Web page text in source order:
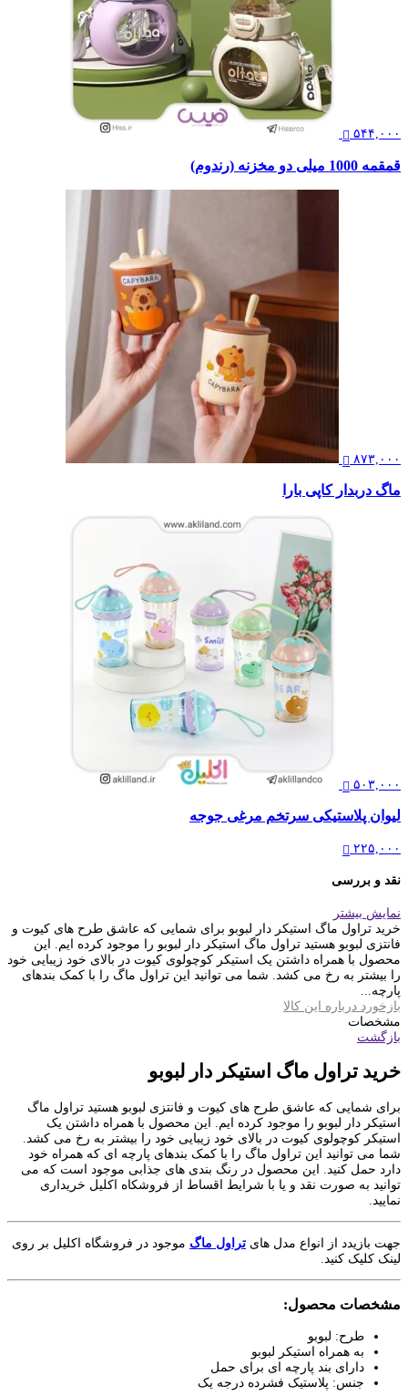
۵۴۴,۰۰۰
قمقمه 1000 میلی دو مخزنه (رندوم)
۸۷۳,۰۰۰
ماگ دربدار کاپی بارا
۵۰۳,۰۰۰
لیوان پلاستیکی سرتخم مرغی جوجه
۲۲۵,۰۰۰
نقد و بررسی
نمایش بیشتر
خرید تراول ماگ استیکر دار لبوبو برای شمایی که عاشق طرح های کیوت و
فانتزی لبوبو هستید تراول ماگ استیکر دار لبوبو را موجود کرده ایم. این
محصول با همراه داشتن یک استیکر کوچولوی کیوت در بالای خود زیبایی خود
را بیشتر به رخ می کشد. شما می توانید این تراول ماگ را با کمک بندهای
پارچه...
بازخورد درباره این کالا
مشخصات
بازگشت
خرید تراول ماگ استیکر دار لبوبو
برای شمایی که عاشق طرح های کیوت و فانتزی لبوبو هستید تراول ماگ
استیکر دار لبوبو را موجود کرده ایم. این محصول با همراه داشتن یک
استیکر کوچولوی کیوت در بالای خود زیبایی خود را بیشتر به رخ می کشد.
شما می توانید این تراول ماگ را با کمک بندهای پارچه ای که همراه خود
دارد حمل کنید. این محصول در رنگ بندی های جذابی موجود است که می
توانید به صورت نقد و یا با شرایط اقساط از فروشکاه اکلیل خریداری
نمایید.
جهت بازیدد از انواع مدل های تراول ماگ موجود در فروشگاه اکلیل بر روی
لینک کلیک کنید.
مشخصات محصول:
طرح: لبوبو
به همراه استیکر لبوبو
دارای بند پارچه ای برای حمل
جنس: پلاستیک فشرده درجه یک